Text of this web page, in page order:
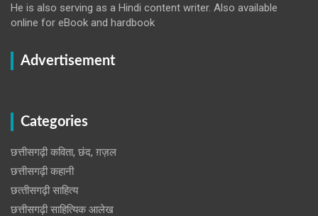
He is also serving as a Hindi content writer. Also available
online for eBook and hardbook
Advertisement
Categories
छत्तीसगढ़ी कविता, छंद, ग़ज़ल
छत्तीसगढ़ी कहानी
छत्‍तीसगढ़ी साहित्‍य
छत्तीसगढ़ी साहित्यिक आलेख